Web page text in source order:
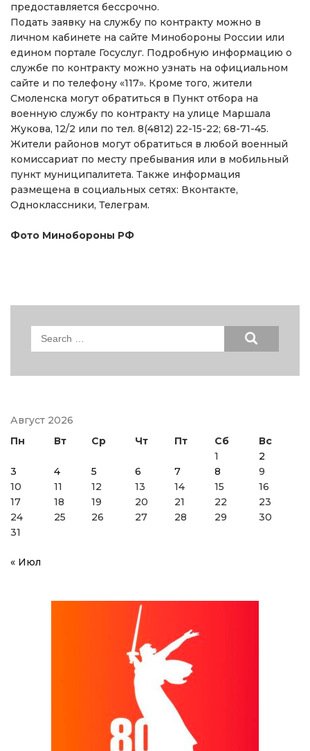
предоставляется бессрочно.
Подать заявку на службу по контракту можно в
личном кабинете на сайте Минобороны России или
едином портале Госуслуг. Подробную информацию о
службе по контракту можно узнать на официальном
сайте и по телефону «117». Кроме того, жители
Смоленска могут обратиться в Пункт отбора на
военную службу по контракту на улице Маршала
Жукова, 12/2 или по тел. 8(4812) 22-15-22; 68-71-45.
Жители районов могут обратиться в любой военный
комиссариат по месту пребывания или в мобильный
пункт муниципалитета. Также информация
размещена в социальных сетях: Вконтакте,
Одноклассники, Телеграм.
Фото Минобороны РФ
Search
Август 2026
Пн
Вт Ср Чт Пт Сб
Вс
1
2
3
4 5 6 7 8
9
10
11 12 13 14 15
16
17
18 19 20 21 22
23
24
25 26 27 28 29
30
31
« Июл